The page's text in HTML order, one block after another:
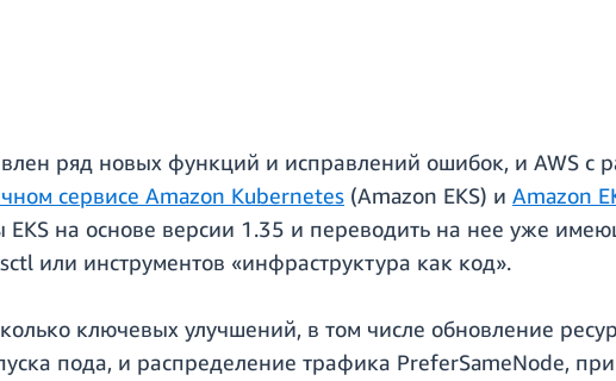
ряд новых функций и исправлений ошибок, и AWS с
сервисе Amazon Kubernetes (Amazon EKS) и Amazon
EKS на основе версии 1.35 и переводить на нее уже
или инструментов «инфраструктура как код».
ключевых улучшений, в том числе обновление
пода, и распределение трафика PreferSameNode,